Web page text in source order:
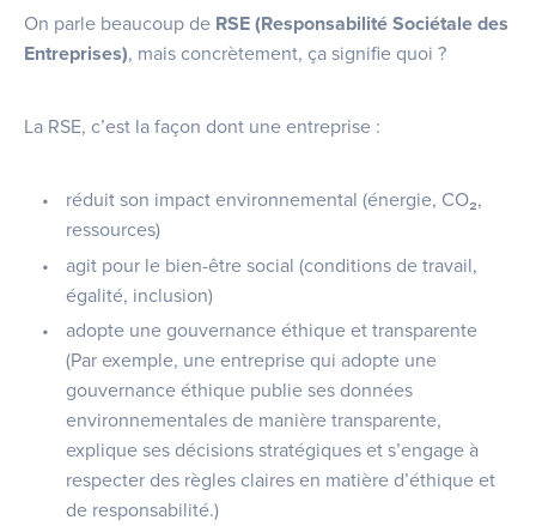
On parle beaucoup de RSE (Responsabilité Sociétale des
Entreprises), mais concrètement, ça signifie quoi ?
La RSE, c’est la façon dont une entreprise :
réduit son impact environnemental (énergie, CO₂,
ressources)
agit pour le bien-être social (conditions de travail,
égalité, inclusion)
adopte une gouvernance éthique et transparente
(Par exemple, une entreprise qui adopte une
gouvernance éthique publie ses données
environnementales de manière transparente,
explique ses décisions stratégiques et s’engage à
respecter des règles claires en matière d’éthique et
de responsabilité.)